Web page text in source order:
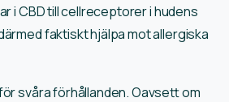
i CBD till cellreceptorer i hudens
faktiskt hjälpa mot allergiska
svåra förhållanden. Oavsett om